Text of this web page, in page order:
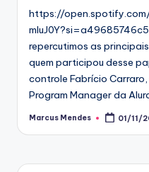
https://
repercutimos as
quem participou desse
controle Fabrício
Program Manager da
Posted
Marcus Mendes 01/11/